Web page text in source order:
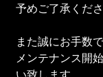
予めご了承くだ
また誠にお手数
メンテナンス開
い致します。